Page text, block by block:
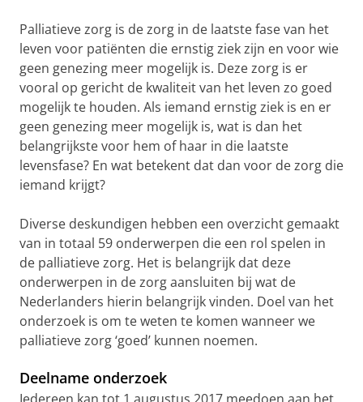
Palliatieve zorg is de zorg in de laatste fase van het
leven voor patiënten die ernstig ziek zijn en voor wie
geen genezing meer mogelijk is. Deze zorg is er
vooral op gericht de kwaliteit van het leven zo goed
mogelijk te houden. Als iemand ernstig ziek is en er
geen genezing meer mogelijk is, wat is dan het
belangrijkste voor hem of haar in die laatste
levensfase? En wat betekent dat dan voor de zorg die
iemand krijgt?
Diverse deskundigen hebben een overzicht gemaakt
van in totaal 59 onderwerpen die een rol spelen in
de palliatieve zorg. Het is belangrijk dat deze
onderwerpen in de zorg aansluiten bij wat de
Nederlanders hierin belangrijk vinden. Doel van het
onderzoek is om te weten te komen wanneer we
palliatieve zorg ‘goed’ kunnen noemen.
Deelname onderzoek